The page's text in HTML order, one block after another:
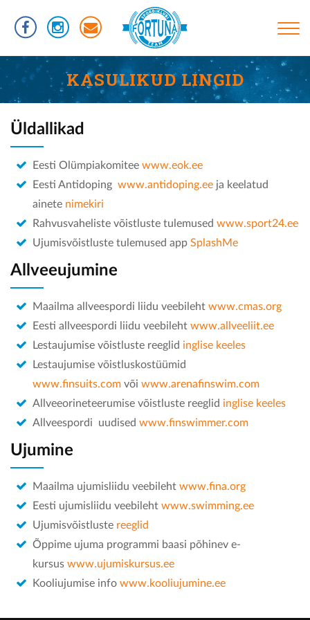
edasi
PõhinavigatsioonTREENINGUD
INFORMATSIOON
KASULIKUD LINGID
REKORDID
KASULIKUD LINGID
Üldallikad
Eesti Olümpiakomitee www.eok.ee
Eesti Antidoping www.antidoping.ee ja keelatud
ainete nimekiri
Rahvusvaheliste võistluste tulemused www.sport24.ee
Ujumisvõistluste tulemused app SplashMe
Allveeujumine
Maailma allveespordi liidu veebileht www.cmas.org
Eesti allveespordi liidu veebileht www.allveeliit.ee
Lestaujumise võistluste reeglid inglise keeles
Lestaujumise võistluskostüümid
www.finsuits.com või www.arenafinswim.com
Allveeorineteerumise võistluste reeglid inglise keeles
Allveespordi uudised www.finswimmer.com
Ujumine
Maailma ujumisliidu veebileht www.fina.org
Eesti ujumisliidu veebileht www.swimming.ee
Ujumisvõistluste reeglid
Õppime ujuma programmi baasi põhinev e-
kursus www.ujumiskursus.ee
Kooliujumise info www.kooliujumine.ee